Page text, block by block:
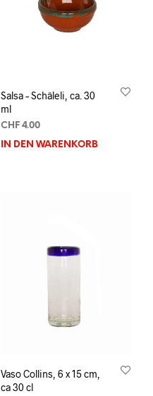
Salsa – Schäleli, ca. 30
ml
CHF4.00
IN DEN WARENKORB
Vaso Collins, 6 x 15 cm,
ca 30 cl